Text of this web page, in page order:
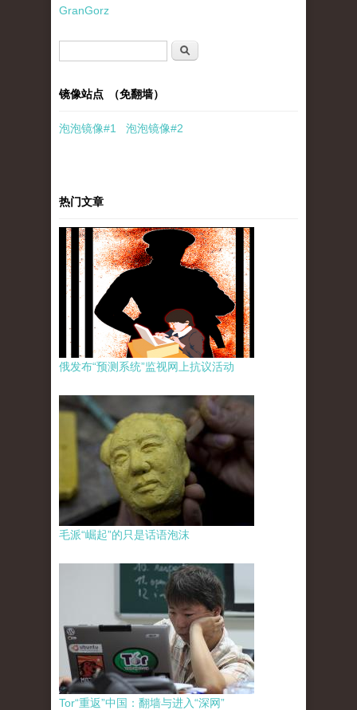
GranGorz
搜索
镜像站点 （免翻墙）
泡泡镜像#1 泡泡镜像#2
热门文章
俄发布“预测系统”监视网上抗议活动
毛派“崛起”的只是话语泡沫
Tor“重返”中国：翻墙与进入“深网”